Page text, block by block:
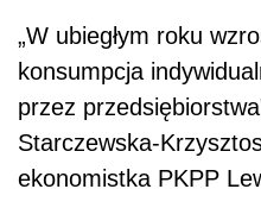
„W ubiegłym roku
konsumpcja
przez
Starczewska-
ekonomistka PKPP